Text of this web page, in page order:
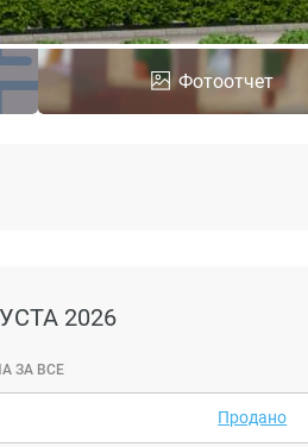
Фотоотчет
2026
ЗА ВСЕ
Продано